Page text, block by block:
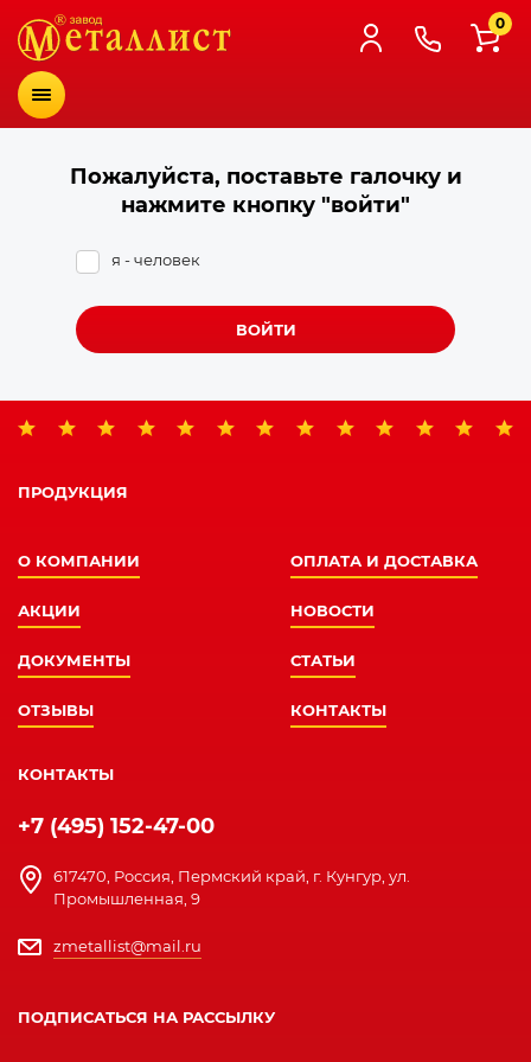
Меню
0
Пожалуйста, поставьте галочку и
нажмите кнопку "войти"
я - человек
ВОЙТИ
ПРОДУКЦИЯ
О КОМПАНИИ ОПЛАТА И ДОСТАВКА
АКЦИИ НОВОСТИ
ДОКУМЕНТЫ СТАТЬИ
ОТЗЫВЫ КОНТАКТЫ
КОНТАКТЫ
+7 (495) 152-47-00
617470, Россия, Пермский край, г. Кунгур, ул.
Промышленная, 9
zmetallist@mail.ru
ПОДПИСАТЬСЯ НА РАССЫЛКУ